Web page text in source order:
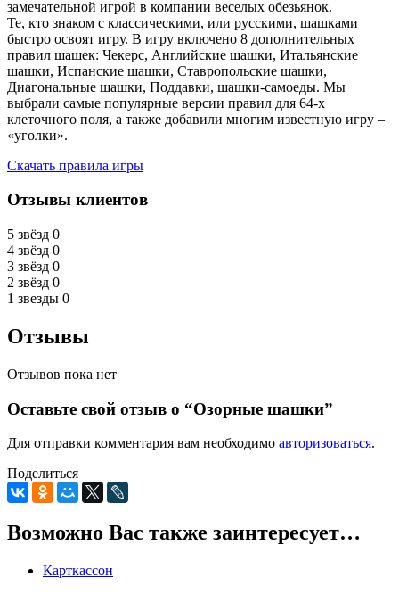
замечательной игрой в компании веселых обезьянок.
Те, кто знаком с классическими, или русскими, шашками
быстро освоят игру. В игру включено 8 дополнительных
правил шашек: Чекерс, Английские шашки, Итальянские
шашки, Испанские шашки, Ставропольские шашки,
Диагональные шашки, Поддавки, шашки-самоеды. Мы
выбрали самые популярные версии правил для 64-х
клеточного поля, а также добавили многим известную игру –
«уголки».
Скачать правила игры
Отзывы клиентов
5 звёзд 0
4 звёзд 0
3 звёзд 0
2 звёзд 0
1 звезды 0
Отзывы
Отзывов пока нет
Оставьте свой отзыв о “Озорные шашки”
Для отправки комментария вам необходимо авторизоваться.
Поделиться
Возможно Вас также заинтересует…
Карткассон